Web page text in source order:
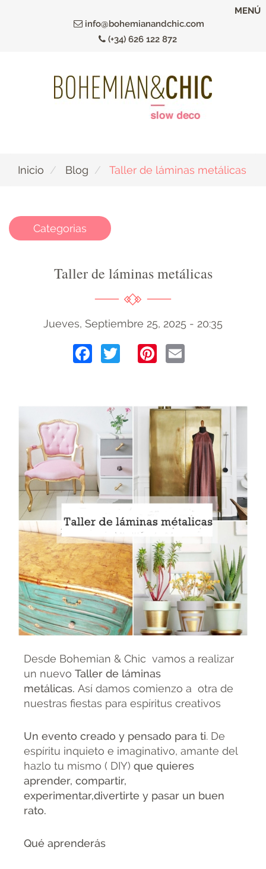
info@bohemianandchic.com
(+34) 626 122 872
MENÚ
Inicio Blog Taller de láminas metálicas
Categorias
Taller de láminas metálicas
Jueves, Septiembre 25, 2025 - 20:35
Facebook
TwitterPinterest
Email
Desde Bohemian & Chic vamos a realizar
un nuevo Taller de láminas
metálicas. Así damos comienzo a otra de
nuestras fiestas para espíritus creativos
Un evento creado y pensado para ti. De
espíritu inquieto e imaginativo, amante del
hazlo tu mismo ( DIY) que quieres
aprender, compartir,
experimentar,divertirte y pasar un buen
rato.
Qué aprenderás